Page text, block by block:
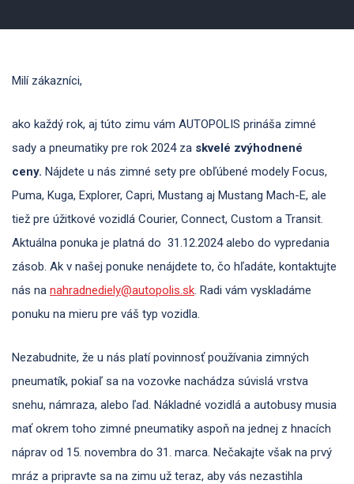
Milí zákazníci,
ako každý rok, aj túto zimu vám AUTOPOLIS prináša zimné
sady a pneumatiky pre rok 2024 za skvelé zvýhodnené
ceny. Nájdete u nás zimné sety pre obľúbené modely Focus,
Puma, Kuga, Explorer, Capri, Mustang aj Mustang Mach-E, ale
tiež pre úžitkové vozidlá Courier, Connect, Custom a Transit.
Aktuálna ponuka je platná do 31.12.2024 alebo do vypredania
zásob. Ak v našej ponuke nenájdete to, čo hľadáte, kontaktujte
nás na nahradnediely@autopolis.sk. Radi vám vyskladáme
ponuku na mieru pre váš typ vozidla.
Nezabudnite, že u nás platí povinnosť používania zimných
pneumatík, pokiaľ sa na vozovke nachádza súvislá vrstva
snehu, námraza, alebo ľad. Nákladné vozidlá a autobusy musia
mať okrem toho zimné pneumatiky aspoň na jednej z hnacích
náprav od 15. novembra do 31. marca. Nečakajte však na prvý
mráz a pripravte sa na zimu už teraz, aby vás nezastihla